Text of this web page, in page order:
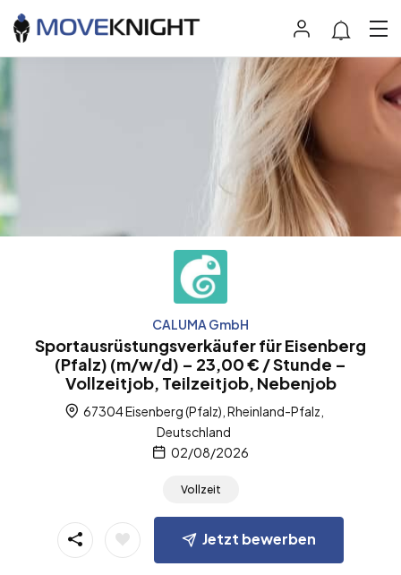
CALUMA GmbH
Sportausrüstungsverkäufer für Eisenberg
(Pfalz) (m/w/d) – 23,00 € / Stunde –
Vollzeitjob, Teilzeitjob, Nebenjob
67304 Eisenberg (Pfalz), Rheinland-Pfalz,
Deutschland
02/08/2026
Vollzeit
Jetzt bewerben